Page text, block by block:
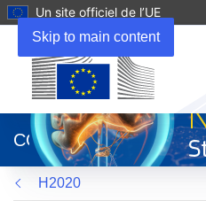
Skip to main content
Un site officiel de l’UE
dans
une
nouvelle
fenêtre)
CORDIS
H2020